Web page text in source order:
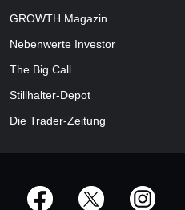
GROWTH Magazin
Nebenwerte Investor
The Big Call
Stillhalter-Depot
Die Trader-Zeitung
offizielle Social Media-Accounts